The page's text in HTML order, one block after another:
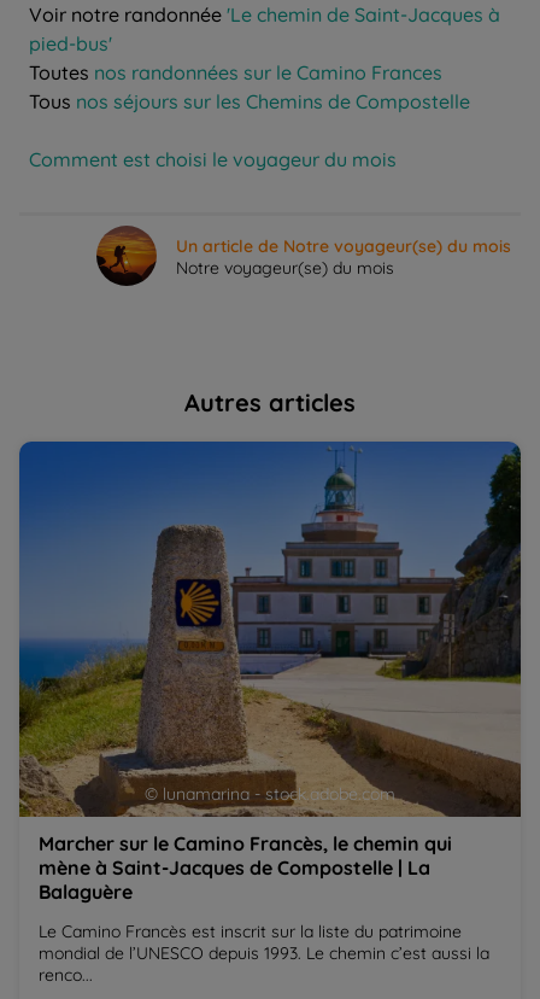
Voir notre randonnée 'Le chemin de Saint-Jacques à
pied-bus'
Toutes nos randonnées sur le Camino Frances
Tous nos séjours sur les Chemins de Compostelle
Comment est choisi le voyageur du mois
Un article de Notre voyageur(se) du mois
Notre voyageur(se) du mois
Autres articles
Marcher sur le Camino Francès, le chemin qui mène à
Saint-Jacques de Compostelle | La Balaguère
© lunamarina - stock.adobe.com
Marcher sur le Camino Francès, le chemin qui
mène à Saint-Jacques de Compostelle | La
Balaguère
Le Camino Francès est inscrit sur la liste du patrimoine
mondial de l’UNESCO depuis 1993. Le chemin c’est aussi la
renco...